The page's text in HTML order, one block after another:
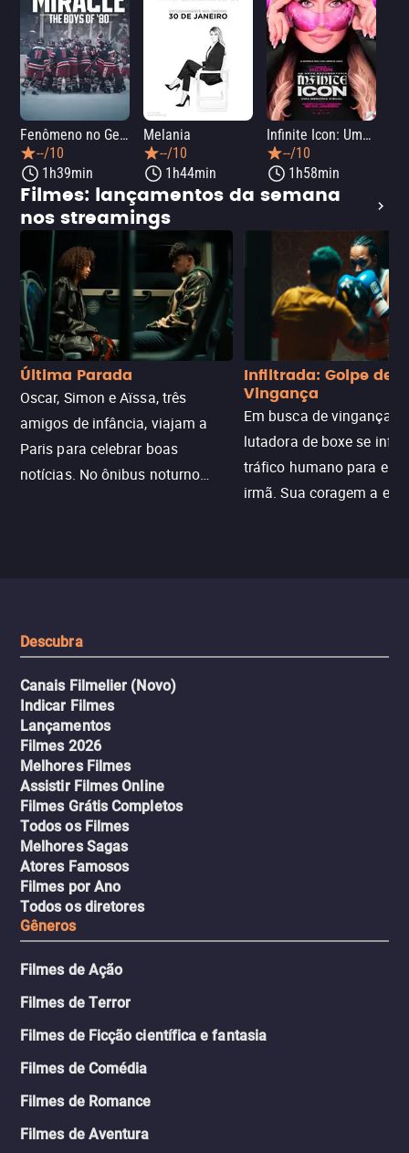
Fenômeno no Gelo: Hóquei na Guerra Fria
--/10
1h39min
Melania
--/10
1h44min
Infinite Icon: Uma Memória Visual
--/10
1h58min
Filmes: lançamentos da semana
nos streamings
Última Parada
Oscar, Simon e Aïssa, três
amigos de infância, viajam a
Paris para celebrar boas
notícias. No ônibus noturno
Infiltrada: Golpe de
Vingança
Em busca de vingança,
lutadora de boxe se
tráfico humano para
irmã. Sua coragem a
Descubra
Canais Filmelier (Novo)
Indicar Filmes
Lançamentos
Filmes 2026
Melhores Filmes
Assistir Filmes Online
Filmes Grátis Completos
Todos os Filmes
Melhores Sagas
Atores Famosos
Filmes por Ano
Todos os diretores
Gêneros
Filmes de Ação
Filmes de Terror
Filmes de Ficção científica e fantasia
Filmes de Comédia
Filmes de Romance
Filmes de Aventura